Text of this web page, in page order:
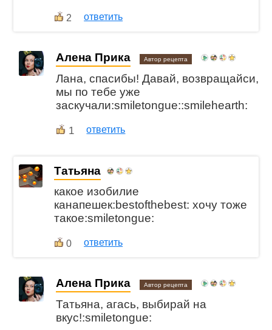
2 ответить
Алена Прика Автор рецепта
Лана, спасибы! Давай, возвращайси,
мы по тебе уже
заскучали:smiletongue::smilehearth:
1 ответить
Татьяна
какое изобилие
канапешек:bestofthebest: хочу тоже
такое:smiletongue:
0 ответить
Алена Прика Автор рецепта
Татьяна, агась, выбирай на
вкус!:smiletongue: